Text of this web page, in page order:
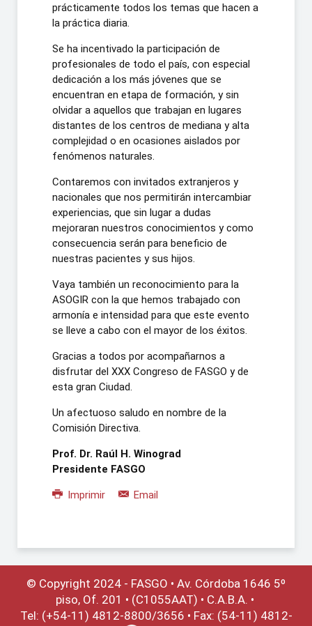
prácticamente todos los temas que hacen a
la práctica diaria.
Se ha incentivado la participación de
profesionales de todo el país, con especial
dedicación a los más jóvenes que se
encuentran en etapa de formación, y sin
olvidar a aquellos que trabajan en lugares
distantes de los centros de mediana y alta
complejidad o en ocasiones aislados por
fenómenos naturales.
Contaremos con invitados extranjeros y
nacionales que nos permitirán intercambiar
experiencias, que sin lugar a dudas
mejoraran nuestros conocimientos y como
consecuencia serán para beneficio de
nuestras pacientes y sus hijos.
Vaya también un reconocimiento para la
ASOGIR con la que hemos trabajado con
armonía e intensidad para que este evento
se lleve a cabo con el mayor de los éxitos.
Gracias a todos por acompañarnos a
disfrutar del XXX Congreso de FASGO y de
esta gran Ciudad.
Un afectuoso saludo en nombre de la
Comisión Directiva.
Prof. Dr. Raúl H. Winograd
Presidente FASGO
Imprimir Email
© Copyright 2024 - FASGO • Av. Córdoba 1646 5º
piso, Of. 201 • (C1055AAT) • C.A.B.A. •
Tel: (+54-11) 4812-8800/3656 • Fax: (54-11) 4812-